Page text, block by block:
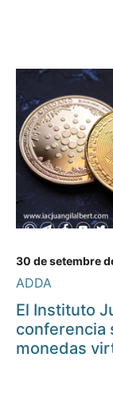
30 de setembre
ADDA
El Instituto
conferencia
monedas